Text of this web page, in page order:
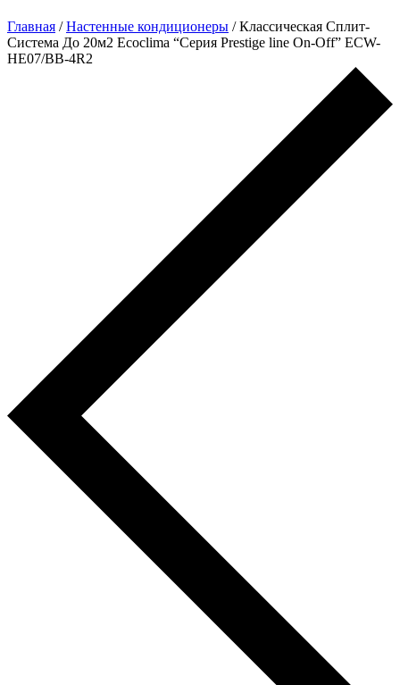
Главная /Настенные кондиционеры / Классическая Сплит-
Система До 20м2 Ecoclima “Серия Prestige line On-Off” ECW-
HE07/BB-4R2